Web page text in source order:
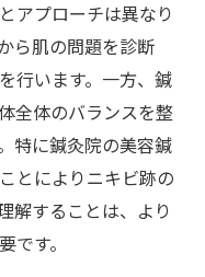
アプローチは異なり
ら肌の問題を診断
行います。一方、鍼
全体のバランスを整
特に鍼灸院の美容鍼
とによりニキビ跡の
解することは、より
す。